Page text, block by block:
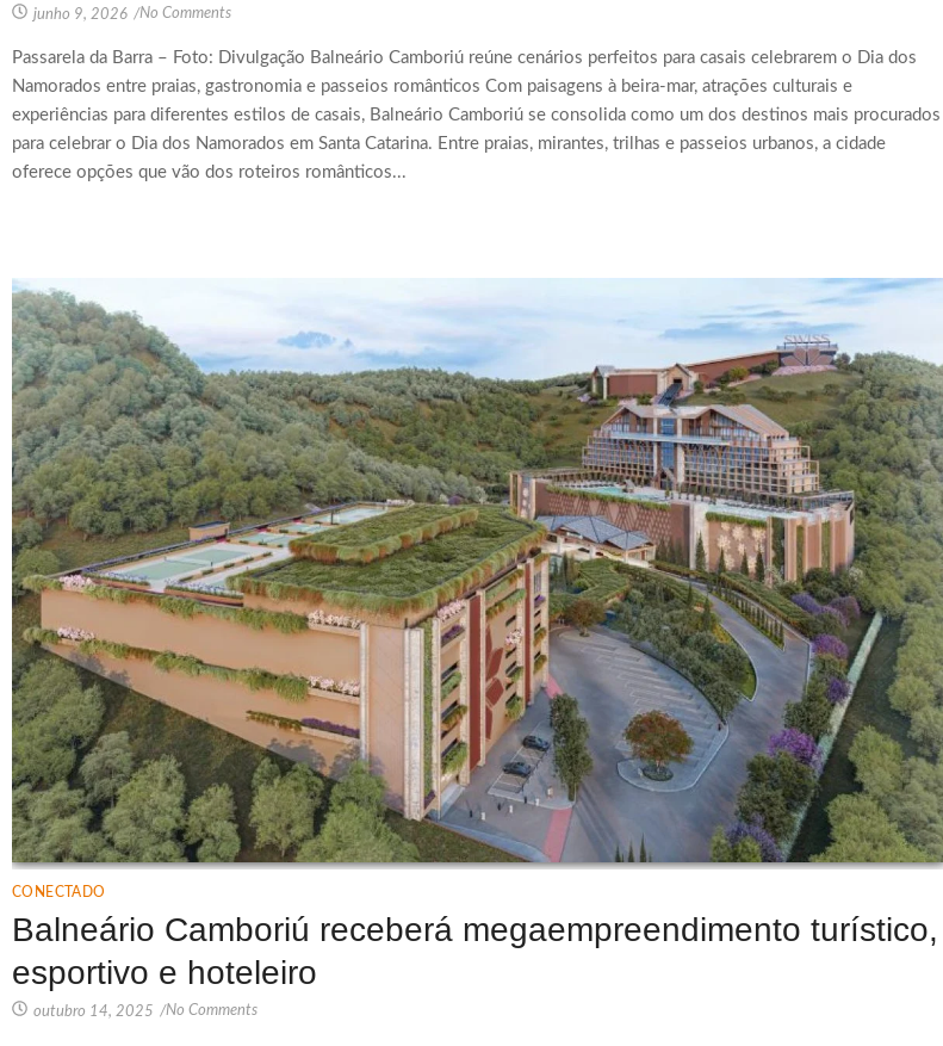
junho 9, 2026 /No Comments
Passarela da Barra – Foto: Divulgação Balneário Camboriú reúne cenários perfeitos para casais celebrarem o Dia dos
Namorados entre praias, gastronomia e passeios românticos Com paisagens à beira-mar, atrações culturais e
experiências para diferentes estilos de casais, Balneário Camboriú se consolida como um dos destinos mais procurados
para celebrar o Dia dos Namorados em Santa Catarina. Entre praias, mirantes, trilhas e passeios urbanos, a cidade
oferece opções que vão dos roteiros românticos...
CONECTADO
Balneário Camboriú receberá megaempreendimento turístico,
esportivo e hoteleiro
outubro 14, 2025 /No Comments